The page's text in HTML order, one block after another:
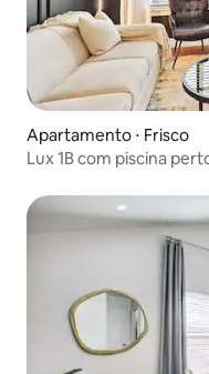
Apartamento ⋅ Frisco
Lux 1B com piscina